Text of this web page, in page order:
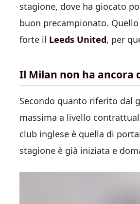
stagione, dove ha giocato
buon precampionato.
forte il Leeds United, per
Il Milan non ha ancora
Secondo quanto riferito dal
massima a livello
club inglese è quella di
stagione è già iniziata e